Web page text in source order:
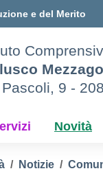
e del Merito
Mezzago
9 -
Novità
Notizie